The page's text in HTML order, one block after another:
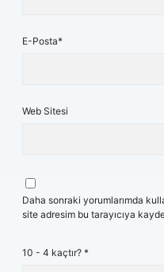
E-Posta*
Web Sitesi
Daha sonraki yorumlarımda
site adresim bu tarayıcıya
10 - 4 kaçtır? *